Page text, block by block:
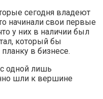
сегодня владеют
начинали свои первые
у них в наличии был
который бы
в бизнесе.
одной лишь
шли к вершине